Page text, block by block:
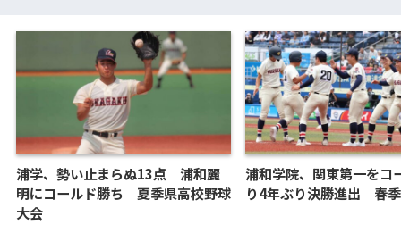
浦学、勢い止まらぬ13点 浦和麗
明にコールド勝ち 夏季県高校野球
大会
浦和学院、関東第一をコ
り4年ぶり決勝進出 春